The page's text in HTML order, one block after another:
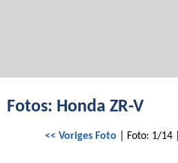
Fotos: Honda ZR-V
<< Voriges Foto | Foto: 1/14 |